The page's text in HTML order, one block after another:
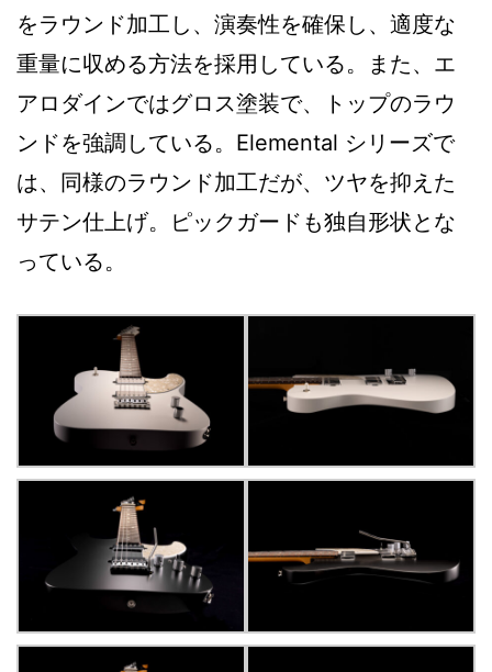
をラウンド加工し、演奏性を確保し、適度な
重量に収める方法を採用している。また、エ
アロダインではグロス塗装で、トップのラウ
ンドを強調している。Elemental シリーズで
は、同様のラウンド加工だが、ツヤを抑えた
サテン仕上げ。ピックガードも独自形状とな
っている。